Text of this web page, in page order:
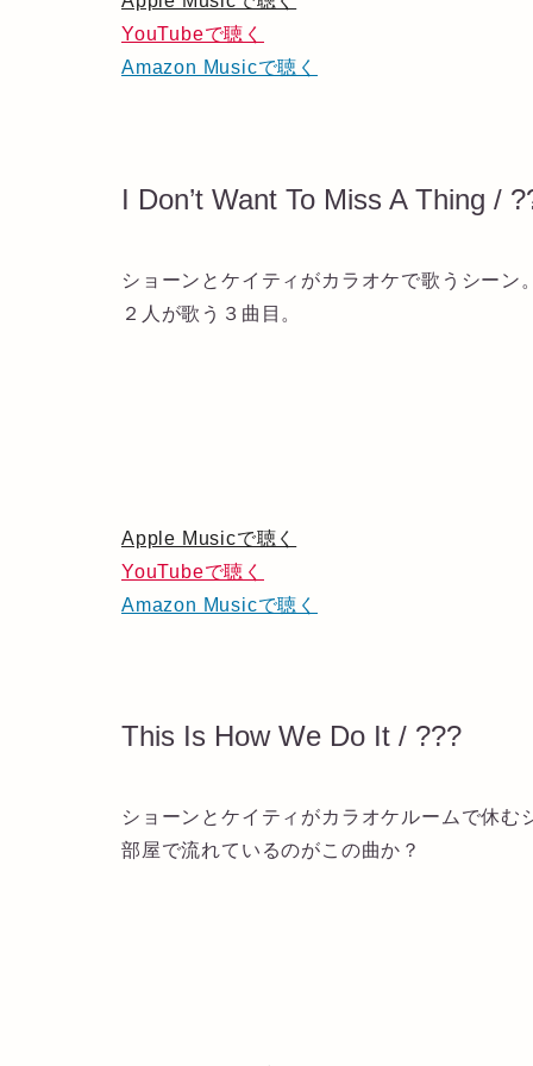
YouTubeで聴く
Amazon Musicで聴く
I Don’t Want To Miss A Thing /
ショーンとケイティがカラオケで歌うシーン
２人が歌う３曲目。
Apple Musicで聴く
YouTubeで聴く
Amazon Musicで聴く
This Is How We Do It / ???
ショーンとケイティがカラオケルームで休む
部屋で流れているのがこの曲か？